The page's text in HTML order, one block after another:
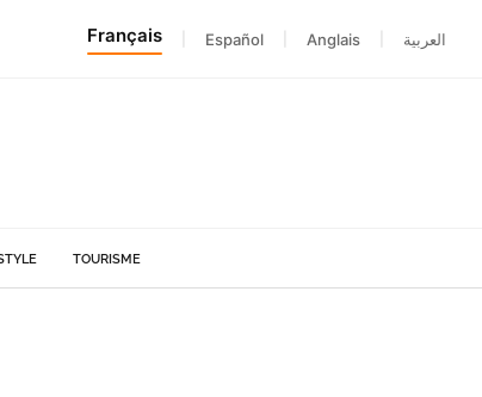
Français Español Anglais العربية
TOURISME